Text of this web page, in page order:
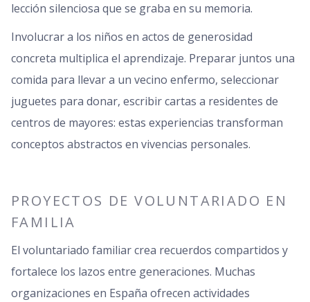
lección silenciosa que se graba en su memoria.
Involucrar a los niños en actos de generosidad
concreta multiplica el aprendizaje. Preparar juntos una
comida para llevar a un vecino enfermo, seleccionar
juguetes para donar, escribir cartas a residentes de
centros de mayores: estas experiencias transforman
conceptos abstractos en vivencias personales.
PROYECTOS DE VOLUNTARIADO EN
FAMILIA
El voluntariado familiar crea recuerdos compartidos y
fortalece los lazos entre generaciones. Muchas
organizaciones en España ofrecen actividades